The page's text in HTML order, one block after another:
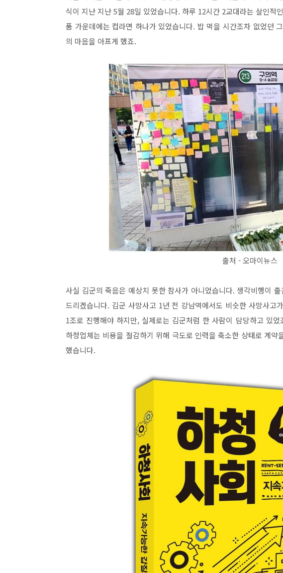
식이 지난 지난 5월 28일 있었습니다. 하루 12시간 2교대라는 살인적
품 가운데에는 컵라면 하나가 있었습니다. 밥 먹을 시간조차 없었던
의 마음을 아프게 했죠.
출처 - 오마이뉴스
사실 김군의 죽음은 예상치 못한 참사가 아니었습니다. 생각비행이
드리겠습니다. 김군 사망사고 1년 전 강남역에서도 비슷한 사망사고
1조로 진행해야 하지만, 실제로는 김군처럼 한 사람이 담당하고 있
하청업체는 비용을 절감하기 위해 극도로 인력을 축소한 상태로 계
했습니다.